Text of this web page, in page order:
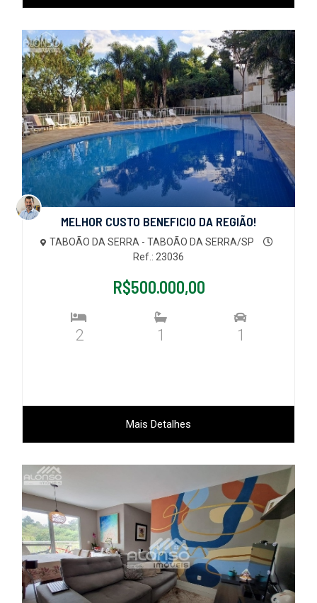
MELHOR CUSTO BENEFICIO DA REGIÃO!
TABOÃO DA SERRA - TABOÃO DA SERRA/SP
Ref.: 23036
R$500.000,00
2 1 1
Mais Detalhes